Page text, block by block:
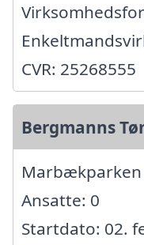
CVR: 25268555
Bergmanns
Marbækparken
Ansatte: 0
Startdato: 02.